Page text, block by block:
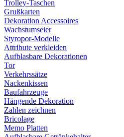
Trolley-Taschen
Grußkarten
Dekoration Accessoires
Wachstumseier
Styropor-Modelle
Attribute verkleiden
Aufblasbare Dekorationen
Tor
Verkehrssätze
Nackenkissen
Baufahrzeuge
Hängende Dekoration
Zahlen zeichnen
Bricolage
Memo Platten